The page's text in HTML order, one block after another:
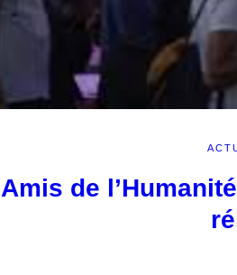
Amis de